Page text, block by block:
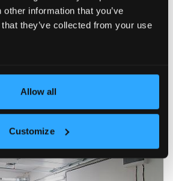
information that you’ve
they’ve collected from your use
Allow all
Customize